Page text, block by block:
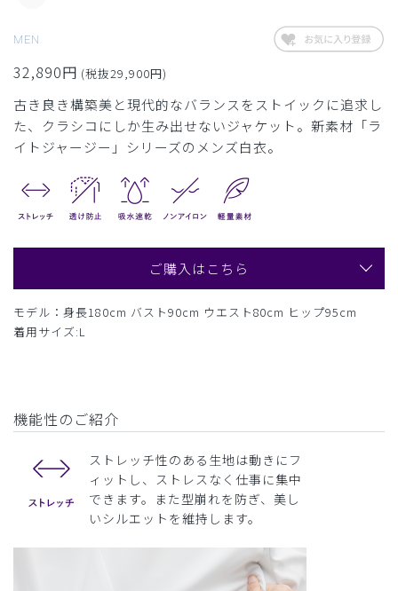
MEN
32,890円 (税抜29,900円)
古き良き構築美と現代的なバランスをストイックに追求し
た、クラシコにしか生み出せないジャケット。新素材「ラ
イトジャージー」シリーズのメンズ白衣。
ご購入はこちら
モデル：身長180cm バスト90cm ウエスト80cm ヒップ95cm
着用サイズ:L
機能性のご紹介
ストレッチ性のある生地は動きにフ
ィットし、ストレスなく仕事に集中
できます。また型崩れを防ぎ、美し
いシルエットを維持します。